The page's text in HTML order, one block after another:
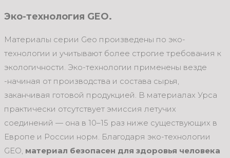
Эко-технология GEO.
Материалы серии Geo произведены по эко-
технологии и учитывают более строгие требования к
экологичности. Эко-технологии применены везде
-начиная от производства и состава сырья,
заканчивая готовой продукцией. В материалах Урса
практически отсутствует эмиссия летучих
соединений — она в 10–15 раз ниже существующих в
Европе и России норм. Благодаря эко-технологии
GEO, материал безопасен для здоровья человека